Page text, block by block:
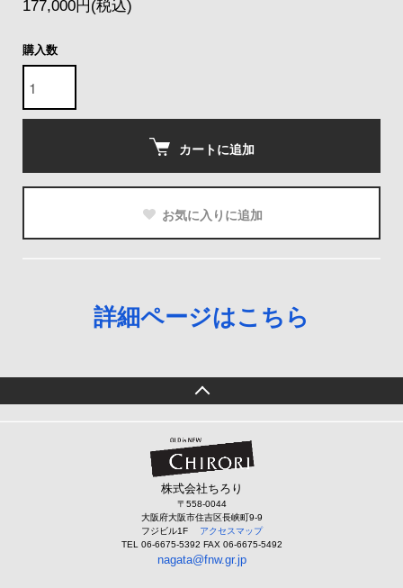
177,000円(税込)
購入数
カートに追加
お気に入りに追加
詳細ページはこちら
株式会社ちろり
〒558-0044
大阪府大阪市住吉区長峡町9-9
フジビル1F
アクセスマップ
TEL 06-6675-5392 FAX 06-6675-5492
nagata@fnw.gr.jp